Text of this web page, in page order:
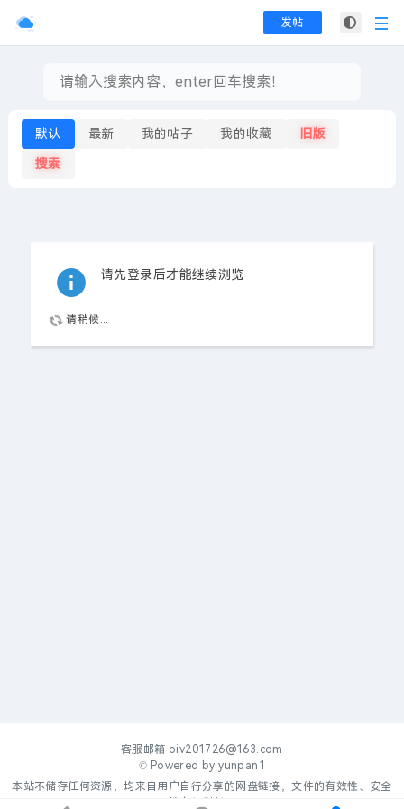
发帖
默认 最新 我的帖子 我的收藏 旧版
搜索
请先登录后才能继续浏览
请稍候...
客服邮箱 oiv201726@163.com
© Powered byyunpan1
本站不储存任何资源，均来自用户自行分享的网盘链接，文件的有效性、安全